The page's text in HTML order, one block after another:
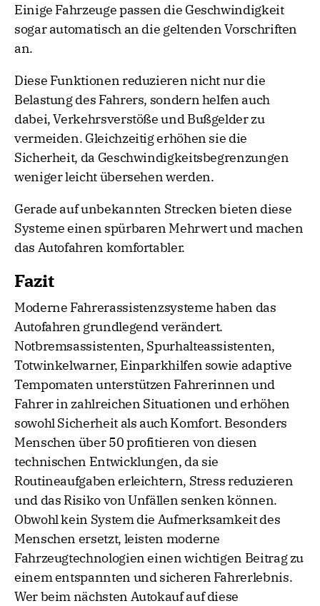
Einige Fahrzeuge passen die Geschwindigkeit
sogar automatisch an die geltenden Vorschriften
an.
Diese Funktionen reduzieren nicht nur die
Belastung des Fahrers, sondern helfen auch
dabei, Verkehrsverstöße und Bußgelder zu
vermeiden. Gleichzeitig erhöhen sie die
Sicherheit, da Geschwindigkeitsbegrenzungen
weniger leicht übersehen werden.
Gerade auf unbekannten Strecken bieten diese
Systeme einen spürbaren Mehrwert und machen
das Autofahren komfortabler.
Fazit
Moderne Fahrerassistenzsysteme haben das
Autofahren grundlegend verändert.
Notbremsassistenten, Spurhalteassistenten,
Totwinkelwarner, Einparkhilfen sowie adaptive
Tempomaten unterstützen Fahrerinnen und
Fahrer in zahlreichen Situationen und erhöhen
sowohl Sicherheit als auch Komfort. Besonders
Menschen über 50 profitieren von diesen
technischen Entwicklungen, da sie
Routineaufgaben erleichtern, Stress reduzieren
und das Risiko von Unfällen senken können.
Obwohl kein System die Aufmerksamkeit des
Menschen ersetzt, leisten moderne
Fahrzeugtechnologien einen wichtigen Beitrag zu
einem entspannten und sicheren Fahrerlebnis.
Wer beim nächsten Autokauf auf diese